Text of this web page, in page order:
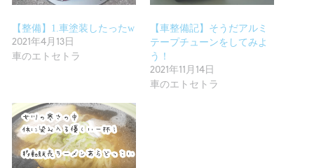
【整備】1.車塗装したったw
2021年4月13日
車のエトセトラ
【車整備記】そうだアルミ
テープチューンをしてみよ
う！
2021年11月14日
車のエトセトラ